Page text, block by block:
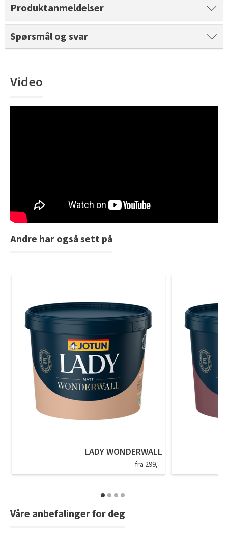
Bli inspirert av nye fargepaletter fra Årets Farge 2026!
Tarkett Shade Eik Soft Beige Parkett
Produktanmeldelser
Spørsmål og svar
Video
Andre har også sett på
LADY WONDERWALL
fra 299,-
Våre anbefalinger for deg